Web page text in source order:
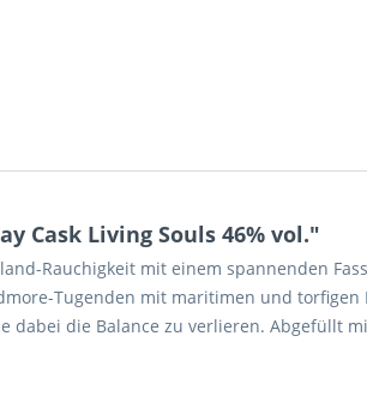
Cask Living Souls 46% vol."
Rauchigkeit mit einem spannenden
Tugenden mit maritimen und
die Balance zu verlieren. Abgefüllt